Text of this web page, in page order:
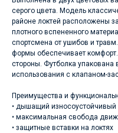
серого цвета. Модель
районе локтей расположены
плотного вспененного
спортсмена от ушибов и
формы обеспечивает
стороны. Футболка упакована
использования с клапаном-
Преимущества и
• дышащий износоустойчивый
• максимальная свобода
• защитные вставки на локтях